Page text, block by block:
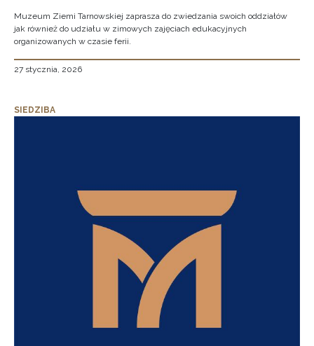
Muzeum Ziemi Tarnowskiej zaprasza do zwiedzania swoich oddziałów
jak również do udziału w zimowych zajęciach edukacyjnych
organizowanych w czasie ferii.
27 stycznia, 2026
SIEDZIBA